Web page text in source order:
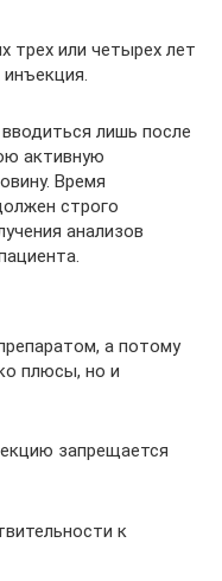
трех или четырех лет
лишь после
активную
Время
строго
анализов
а потому
плюсы, но и
запрещается
к